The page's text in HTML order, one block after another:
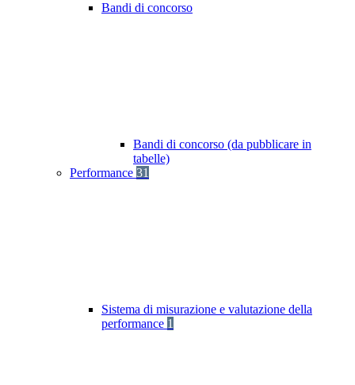
Bandi di concorso
Bandi di concorso (da pubblicare in
tabelle)
Performance 31
Sistema di misurazione e valutazione della
performance 1